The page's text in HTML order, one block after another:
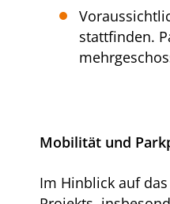
stattfinden.
Mobilität und
Im Hinblick auf